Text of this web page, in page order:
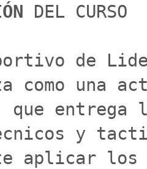
DEL CURSO
de
como una
entrega
y
aplicar los